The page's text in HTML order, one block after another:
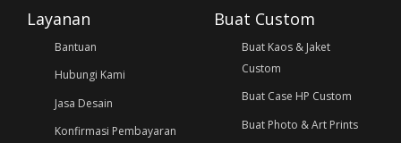
Layanan
Bantuan
Hubungi Kami
Jasa Desain
Konfirmasi Pembayaran
Buat Custom
Buat Kaos & Jaket
Custom
Buat Case HP Custom
Buat Photo & Art Prints